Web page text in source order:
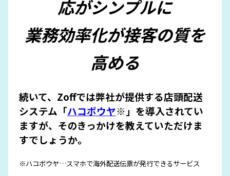
応がシンプルに
業務効率化が接客の質を
高める
続いて、Zoffでは弊社が提供する店頭配送
システム「ハコボウヤ※」を導入されてい
ますが、そのきっかけを教えていただけま
すでしょうか。
※ハコボウヤ…スマホで海外配送伝票が発行できるサービス